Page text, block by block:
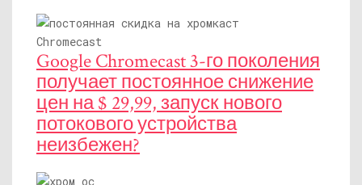
Chromecast
Google Chromecast 3-го поколения
получает постоянное снижение
цен на $ 29,99, запуск нового
потокового устройства
неизбежен?